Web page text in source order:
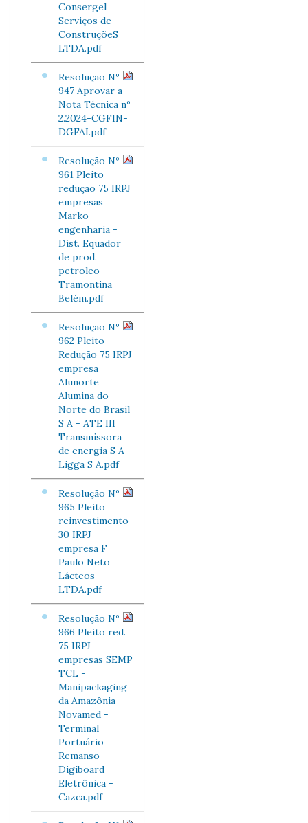
Consergel
Serviços de
ConstruçõeS
LTDA.pdf
Resolução Nº
947 Aprovar a
Nota Técnica nº
2.2024-CGFIN-
DGFAI.pdf
Resolução Nº
961 Pleito
redução 75 IRPJ
empresas
Marko
engenharia -
Dist. Equador
de prod.
petroleo -
Tramontina
Belém.pdf
Resolução Nº
962 Pleito
Redução 75 IRPJ
empresa
Alunorte
Alumina do
Norte do Brasil
S A - ATE III
Transmissora
de energia S A -
Ligga S A.pdf
Resolução Nº
965 Pleito
reinvestimento
30 IRPJ
empresa F
Paulo Neto
Lácteos
LTDA.pdf
Resolução Nº
966 Pleito red.
75 IRPJ
empresas SEMP
TCL -
Manipackaging
da Amazônia -
Novamed -
Terminal
Portuário
Remanso -
Digiboard
Eletrônica -
Cazca.pdf